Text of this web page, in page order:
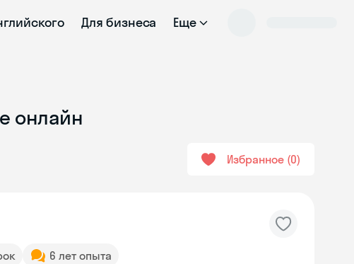
Для бизнеса Еще
онлайн
Избранное 0
6 лет опыта